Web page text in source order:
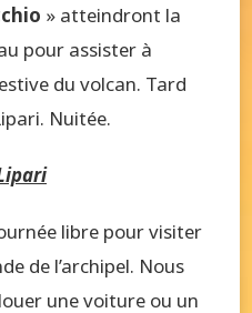
» atteindront la
pour assister à
du volcan. Tard
Nuitée.
libre pour visiter
de l’archipel. Nous
une voiture ou un